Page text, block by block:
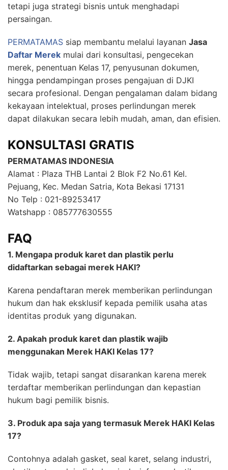
tetapi juga strategi bisnis untuk menghadapi
persaingan.
PERMATAMAS siap membantu melalui layanan Jasa
Daftar Merek mulai dari konsultasi, pengecekan
merek, penentuan Kelas 17, penyusunan dokumen,
hingga pendampingan proses pengajuan di DJKI
secara profesional. Dengan pengalaman dalam bidang
kekayaan intelektual, proses perlindungan merek
dapat dilakukan secara lebih mudah, aman, dan efisien.
KONSULTASI GRATIS
PERMATAMAS INDONESIA
Alamat : Plaza THB Lantai 2 Blok F2 No.61 Kel.
Pejuang, Kec. Medan Satria, Kota Bekasi 17131
No Telp : 021-89253417
Watshapp : 085777630555
FAQ
1. Mengapa produk karet dan plastik perlu
didaftarkan sebagai merek HAKI?
Karena pendaftaran merek memberikan perlindungan
hukum dan hak eksklusif kepada pemilik usaha atas
identitas produk yang digunakan.
2. Apakah produk karet dan plastik wajib
menggunakan Merek HAKI Kelas 17?
Tidak wajib, tetapi sangat disarankan karena merek
terdaftar memberikan perlindungan dan kepastian
hukum bagi pemilik bisnis.
3. Produk apa saja yang termasuk Merek HAKI Kelas
17?
Contohnya adalah gasket, seal karet, selang industri,